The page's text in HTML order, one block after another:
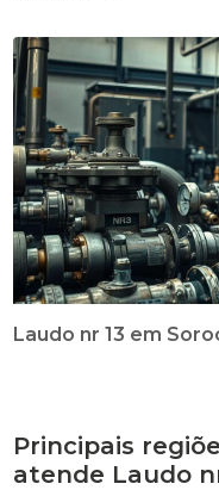
Laudo nr 13 em
Principais
atende Laudo